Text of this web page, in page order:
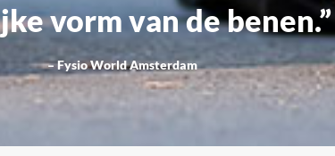
vorm van de benen.”
– Fysio World Amsterdam